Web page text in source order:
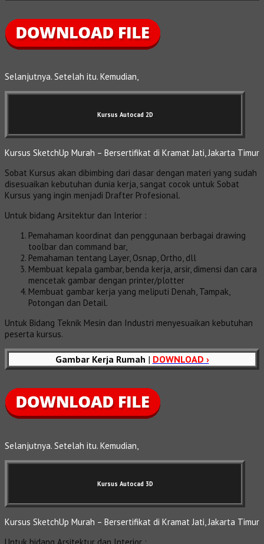
Selanjutnya. Setelah itu. Kemudian,
Kursus Autocad 2D
Kursus SketchUp Murah – Bersertifikat di Kramat Jati, Jakarta Timur
Sobat Kursus akan dibimbing dari dasar dengan materi yang sudah
disesuaikan kebutuhan dunia kerja, sangat cocok untuk Sobat
Kursus yang ingin menjadi Drafter Profesional.
Untuk bidang Arsitektur dan Interior :
Pemahaman koordinat dan penggunaan berbagai drawing
toolbar dan command bar,
Pemahaman tentang Layer, Osnap, Ortho, dll
Membuat kepala gambar, benda kerja, arsir, dimensi dan cara
mencetak gambar dengan printer/plotter
Membuat gambar kerja yang meliputi Denah, Tampak,
Potongan dan Detail.
Untuk Bidang Teknik Mesin dan Industri menyesuaikan kebutuhan
peserta kursus.
Gambar Kerja Rumah | DOWNLOAD ›
Selanjutnya. Setelah itu. Kemudian,
Kursus Autocad 3D
Kursus SketchUp Murah – Bersertifikat di Kramat Jati, Jakarta Timur